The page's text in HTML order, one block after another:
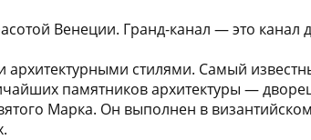
Венеции. Гранд-канал — это
стилями. Самый
памятников архитектуры —
Марка. Он выполнен в